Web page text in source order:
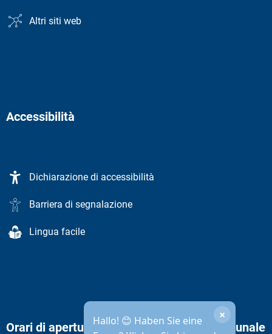
Altri siti web
Accessibilità
Dichiarazione di accessibilità
Barriera di segnalazione
Lingua facile
Hallo! 😊 Haben Sie eine
×
Orari di apertura dell'amministrazione comunale